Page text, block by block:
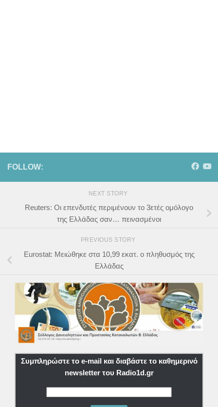
FOLLOW:
NEXT STORY
Reuters: Οι επενδυτές περιμένουν το 3ετές ομόλογο
της Ελλάδας σαν… πεινασμένοι
PREVIOUS STORY
Eurostat: Μειώθηκε στα 10,99 εκατ. ο πληθυσμός της
Ελλάδας
Συμπληρώστε το e-mail και διαβάστε το καθημερινό
newsletter του Radio1d.gr